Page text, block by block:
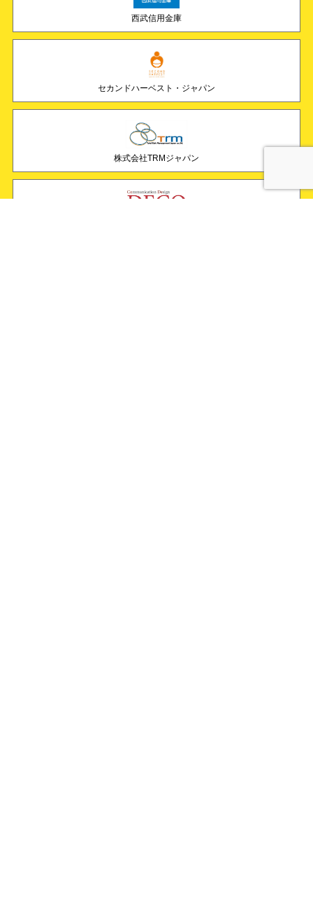
西武信用金庫
セカンドハーベスト・ジャパン
株式会社TRMジャパン